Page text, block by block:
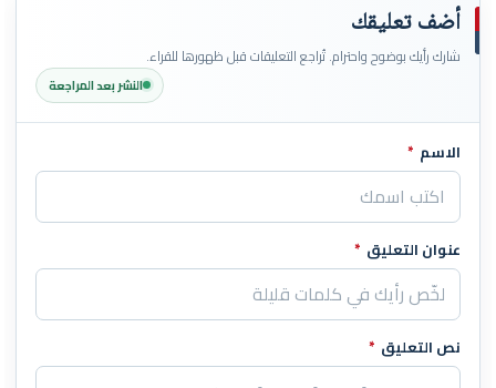
أضف تعليقك
شارك رأيك بوضوح واحترام. تُراجع التعليقات قبل ظهورها للقراء.
النشر بعد المراجعة
اترك هذا الحقل فارغاً
الاسم *
عنوان التعليق *
نص التعليق *